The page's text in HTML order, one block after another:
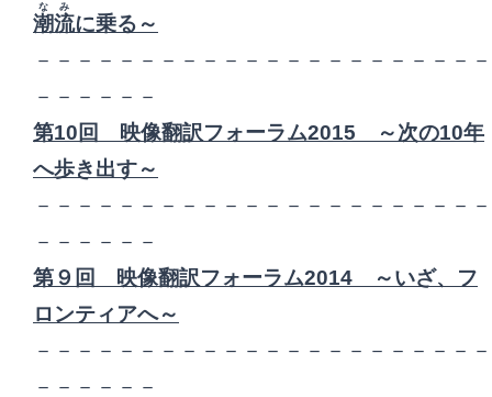
潮流
なみ
に乗る～
－－－－－－－－－－－－－－－－－－－－－－
－－－－－－
第10回 映像翻訳フォーラム2015 ～次の10年
へ歩き出す～
－－－－－－－－－－－－－－－－－－－－－－
－－－－－－
第９回 映像翻訳フォーラム2014 ～いざ、フ
ロンティアへ～
－－－－－－－－－－－－－－－－－－－－－－
－－－－－－